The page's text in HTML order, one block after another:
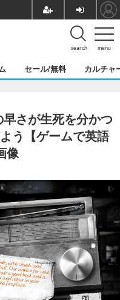
menu
search
セール/無料 カルチャ
さが生死を分かつ
う【ゲームで英語
像